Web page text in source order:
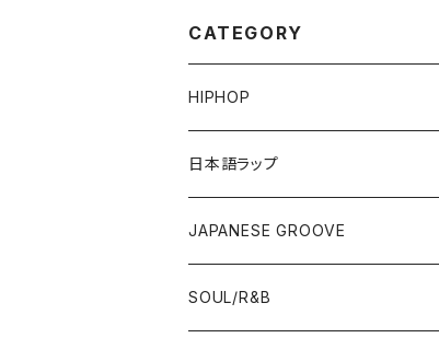
CATEGORY
HIPHOP
12"/7"
80'S OLD SCHOOL
EARLY 90'S MIDDLE〜NEW SCHOOL
LP
80'S OLD SCHOOL
日本語ラップ
12"/7"
80'S OLD SCHOOL〜EARLY 90'S
LP
JAPANESE GROOVE
LP
SOUL/R&B